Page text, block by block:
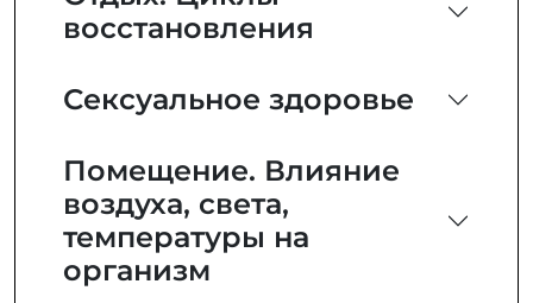
восстановления
Сексуальное здоровье
Помещение. Влияние
воздуха, света,
температуры на
организм